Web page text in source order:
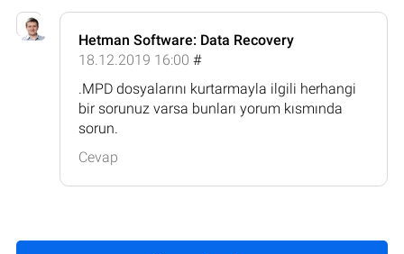
Hetman Software: Data Recovery
18.12.2019 16:00 #
.MPD dosyalarını kurtarmayla ilgili herhangi
bir sorunuz varsa bunları yorum kısmında
sorun.
Cevap